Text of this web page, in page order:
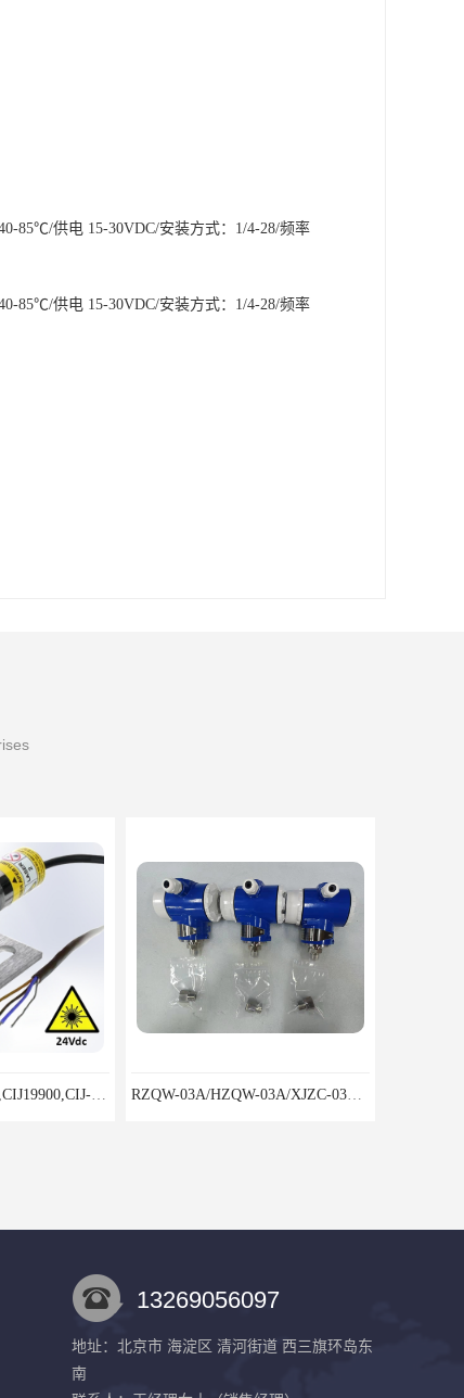
85℃/供电 15-30VDC/安装方式：1/4-28/频率
85℃/供电 15-30VDC/安装方式：1/4-28/频率
CIJ-13400,CIJ13400,CIJ19900,CIJ-19200,CIJI3500Y转速传感器 RZQW-03A/HZQW-03A/XJZC-03A汽轮机监测装置
13269056097
地址：北京市 海淀区 清河街道 西三旗环岛东
南